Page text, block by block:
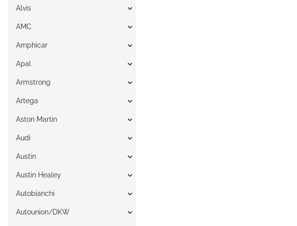
Alvis
AMC
Amphicar
Apal
Armstrong
Artega
Aston Martin
Audi
Austin
Austin Healey
Autobianchi
Autounion/DKW